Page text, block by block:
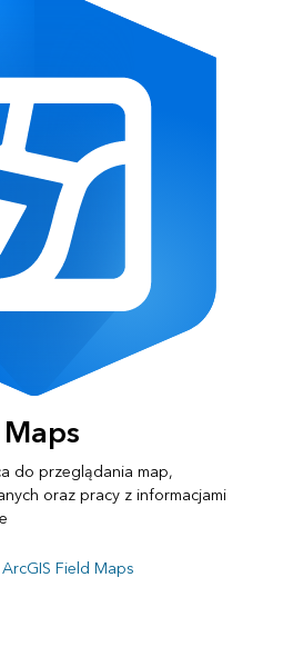
do przeglądania map,
oraz pracy z informacjami
Field Maps